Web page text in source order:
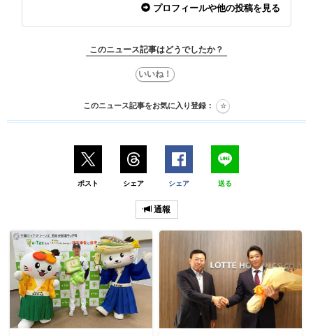
プロフィールや他の投稿を見る
このニュース記事はどうでしたか？
このニュース記事をお気に入り登録：
ポスト シェア シェア 送る
通報